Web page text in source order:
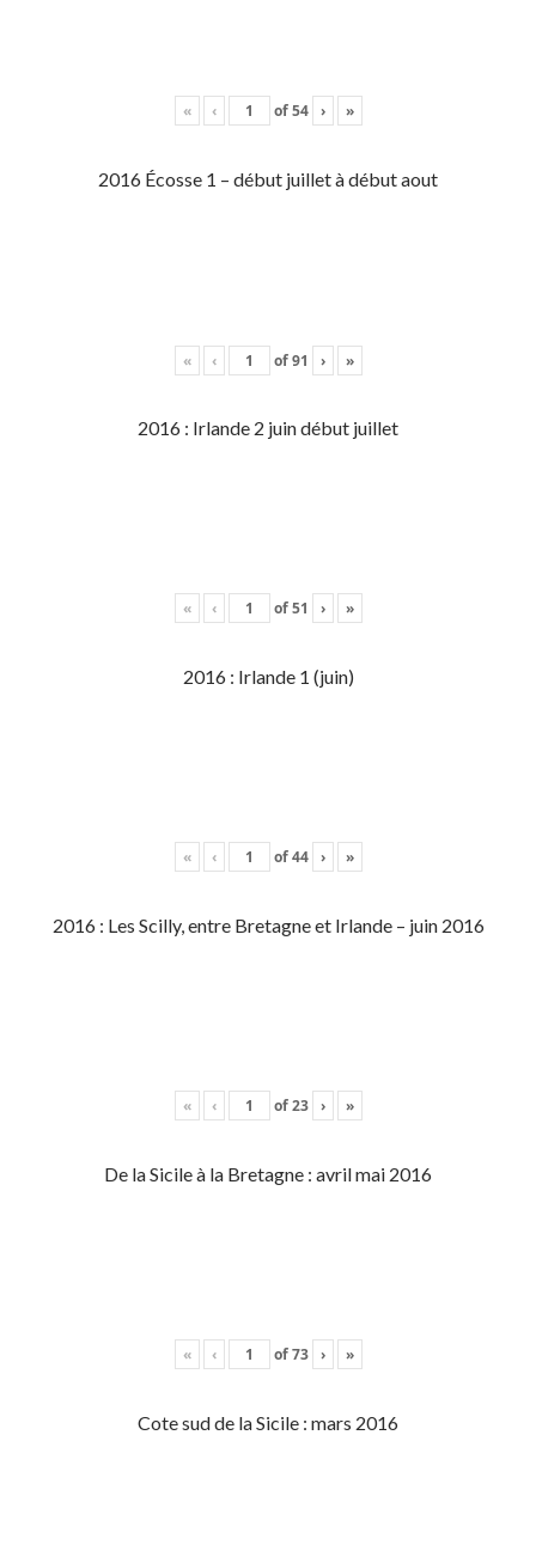
« ‹ of54 › »
2016 Écosse 1 – début juillet à début aout
« ‹ of91 › »
2016 : Irlande 2 juin début juillet
« ‹ of51 › »
2016 : Irlande 1 (juin)
« ‹ of44 › »
2016 : Les Scilly, entre Bretagne et Irlande – juin 2016
« ‹ of23 › »
De la Sicile à la Bretagne : avril mai 2016
« ‹ of73 › »
Cote sud de la Sicile : mars 2016